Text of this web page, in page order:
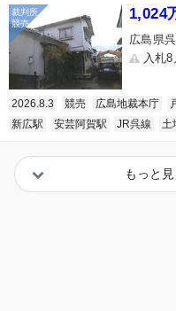
1,024
広島県
入札
2026.8.3 競売 広島地裁本庁
新広駅
安芸阿賀駅 JR呉線 土
もっと見